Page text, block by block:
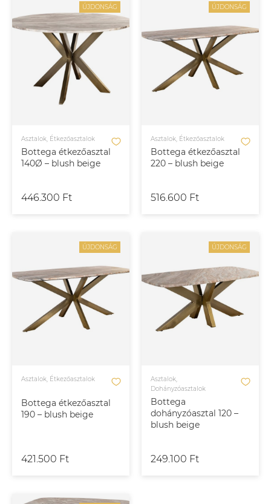
ÚJDONSÁG
Bottega étkezőasztal
140Ø – blush beige
Asztalok, Étkezőasztalok
446.300 Ft
ÚJDONSÁG
Bottega étkezőasztal
220 – blush beige
Asztalok, Étkezőasztalok
516.600 Ft
ÚJDONSÁG
Bottega étkezőasztal
190 – blush beige
Asztalok, Étkezőasztalok
421.500 Ft
ÚJDONSÁG
Bottega
dohányzóasztal 120 –
blush beige
Asztalok,
Dohányzóasztalok
249.100 Ft